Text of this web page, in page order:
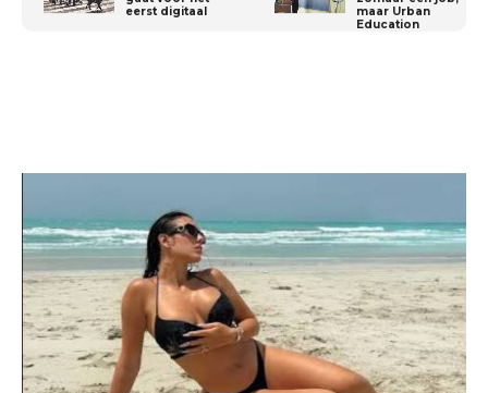
eerst digitaal
maar Urban
Education